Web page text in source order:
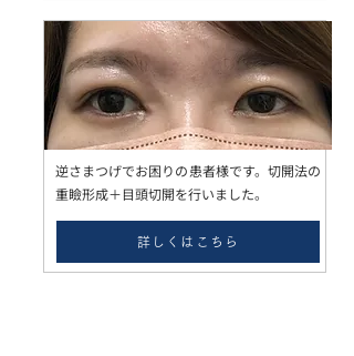
逆さまつげでお困りの患者様です。切開法の
重瞼形成＋目頭切開を行いました。
詳しくはこちら